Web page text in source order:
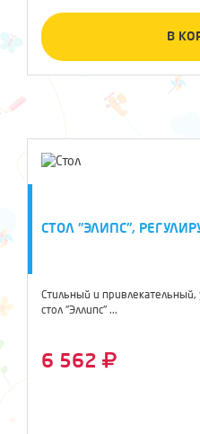
В
СТОЛ "ЭЛИПС",
Стильный и
стол "Эллипс" ...
6 562